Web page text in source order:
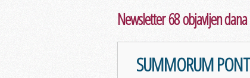
Newsletter 68 objavljen
SUMMORUM